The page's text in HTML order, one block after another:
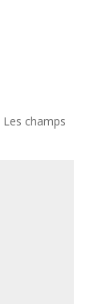
Les champs